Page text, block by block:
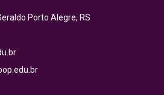
Porto Alegre, RS